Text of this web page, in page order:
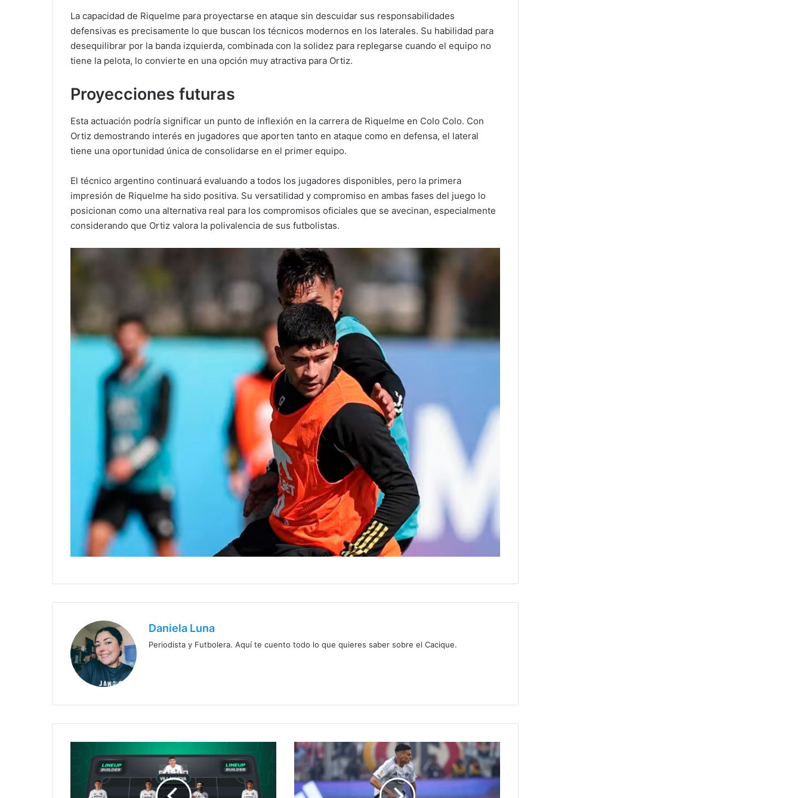
La capacidad de Riquelme para proyectarse en ataque sin descuidar sus responsabilidades
defensivas es precisamente lo que buscan los técnicos modernos en los laterales. Su habilidad para
desequilibrar por la banda izquierda, combinada con la solidez para replegarse cuando el equipo no
tiene la pelota, lo convierte en una opción muy atractiva para Ortiz.
Proyecciones futuras
Esta actuación podría significar un punto de inflexión en la carrera de Riquelme en Colo Colo. Con
Ortiz demostrando interés en jugadores que aporten tanto en ataque como en defensa, el lateral
tiene una oportunidad única de consolidarse en el primer equipo.
El técnico argentino continuará evaluando a todos los jugadores disponibles, pero la primera
impresión de Riquelme ha sido positiva. Su versatilidad y compromiso en ambas fases del juego lo
posicionan como una alternativa real para los compromisos oficiales que se avecinan, especialmente
considerando que Ortiz valora la polivalencia de sus futbolistas.
Daniela Luna
Periodista y Futbolera. Aquí te cuento todo lo que quieres saber sobre el Cacique.
define
formación
Colo
Colo
rechaza
oferta